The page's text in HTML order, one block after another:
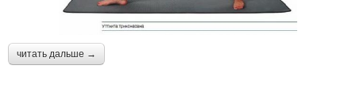
читать дальше →